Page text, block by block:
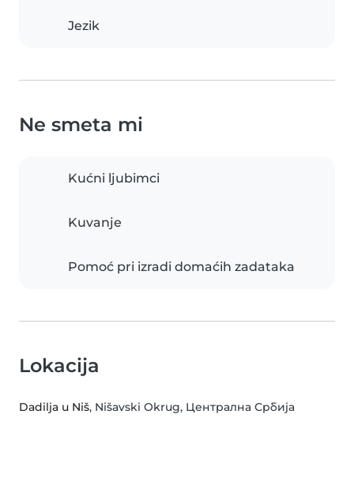
Jezik
Ne smeta mi
Kućni ljubimci
Kuvanje
Pomoć pri izradi domaćih zadataka
Lokacija
Dadilja u Niš, Nišavski Okrug, Централна Србија